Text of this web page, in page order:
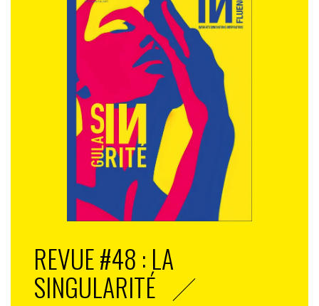
REVUE #48 : LA
SINGULARITÉ